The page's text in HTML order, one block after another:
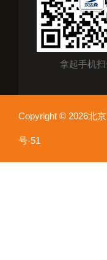
拿起手机
Copyright © 2026北
号-51